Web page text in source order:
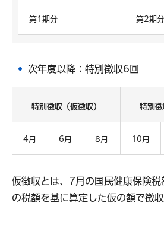
第1期分 第2期分
次年度以降：特別徴収6回
特別徴収（仮徴収） 特別徴
4月 6月 8月 10月
仮徴収とは、7月の国民健康保険
の税額を基に算定した仮の額で徴収